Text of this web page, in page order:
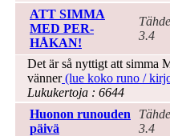
ATT SIMMA
MED PER-
HÅKAN!
3.4
Det är så nyttigt att simma
vänner(lue koko runo /
Lukukertoja : 6644
Huonon runouden
päivä
3.4